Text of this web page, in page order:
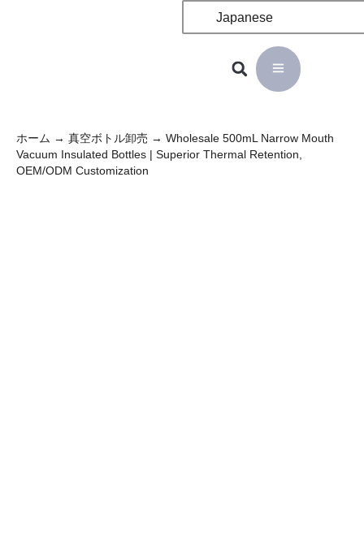
Japanese
ホーム → 真空ボトル卸売 → Wholesale 500mL Narrow Mouth
Vacuum Insulated Bottles | Superior Thermal Retention,
OEM/ODM Customization